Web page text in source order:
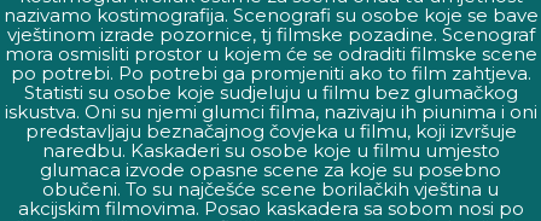
nazivamo kostimografija. Scenografi su osobe koje se bave
vještinom izrade pozornice, tj filmske pozadine. Scenograf
mora osmisliti prostor u kojem će se odraditi filmske scene
po potrebi. Po potrebi ga promjeniti ako to film zahtjeva.
Statisti su osobe koje sudjeluju u filmu bez glumačkog
iskustva. Oni su njemi glumci filma, nazivaju ih piunima i oni
predstavljaju beznačajnog čovjeka u filmu, koji izvršuje
naredbu. Kaskaderi su osobe koje u filmu umjesto
glumaca izvode opasne scene za koje su posebno
obučeni. To su najčešće scene borilačkih vještina u
akcijskim filmovima. Posao kaskadera sa sobom nosi po